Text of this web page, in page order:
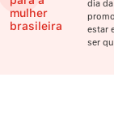
mulher
brasileira
dia
estar
ser